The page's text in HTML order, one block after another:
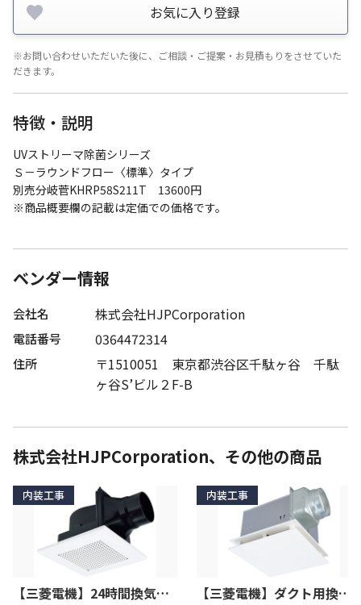
お気に入り登録
※お問い合わせいただいた後に、ご相談・ご提案・お見積もりをさせていた
だきます。
特徴・説明
UVストリーマ除菌シリーズ
Ｓ－ラウンドフロー〈標準〉タイプ
別売分岐菅KHRP58S211T 13600円
※商品概要欄の記載は定価での価格です。
ベンダー情報
会社名 株式会社HJPCorporation
電話番号 0364472314
住所
〒1510051 東京都渋谷区千駄ヶ谷 千駄
ヶ谷S’ビル２F-B
株式会社HJPCorporation、その他の商品
内装工事
【三菱電機】24時間換気機
内装工事
【三菱電機】ダクト用換気